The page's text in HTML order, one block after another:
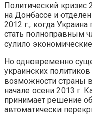
Политический
на Донбассе и
2012 г., когда
стать полноправным
сулило
Но одновременно
украинских
возможности страны
начале осени 2013 г.
принимает решение
автоматически